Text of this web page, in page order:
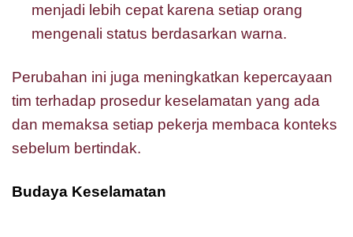
menjadi lebih cepat karena setiap orang
mengenali status berdasarkan warna.
Perubahan ini juga meningkatkan kepercayaan
tim terhadap prosedur keselamatan yang ada
dan memaksa setiap pekerja membaca konteks
sebelum bertindak.
Budaya Keselamatan